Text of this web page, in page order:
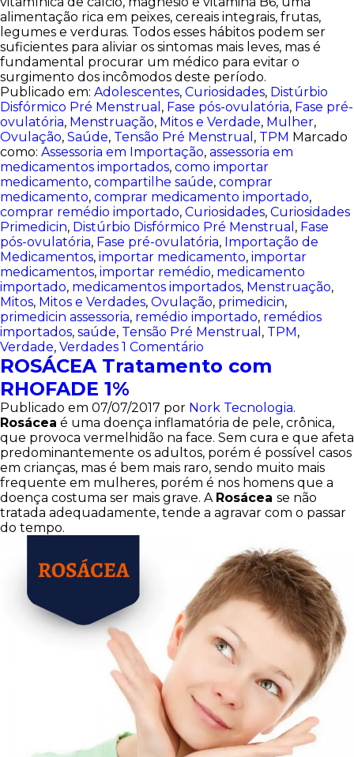
alimentação rica em peixes, cereais integrais, frutas,
legumes e verduras. Todos esses hábitos podem ser
suficientes para aliviar os sintomas mais leves, mas é
fundamental procurar um médico para evitar o
surgimento dos incômodos deste período.
Publicado em: Adolescentes, Curiosidades, Distúrbio
Disfórmico Pré Menstrual , Fase pós-ovulatória, Fase pré-
ovulatória, Menstruação, Mitos e Verdade, Mulher,
Ovulação, Saúde, Tensão Pré Menstrual , TPM Marcado
como: Assessoria em Importação, assessoria em
medicamentos importados, como importar
medicamento, compartilhe saúde, comprar
medicamento, comprar medicamento importado,
comprar remédio importado, Curiosidades, Curiosidades
Primedicin, Distúrbio Disfórmico Pré Menstrual , Fase
pós-ovulatória, Fase pré-ovulatória, Importação de
Medicamentos, importar medicamento, importar
medicamentos, importar remédio, medicamento
importado, medicamentos importados, Menstruação,
Mitos, Mitos e Verdades, Ovulação, primedicin,
primedicin assessoria, remédio importado, remédios
importados, saúde, Tensão Pré Menstrual , TPM,
Verdade, Verdades 1 Comentário
ROSÁCEA Tratamento com
RHOFADE 1%
Publicado em 07/07/2017 por Nork Tecnologia.
Rosácea é uma doença inflamatória de pele, crônica,
que provoca vermelhidão na face. Sem cura e que afeta
predominantemente os adultos, porém é possível casos
em crianças, mas é bem mais raro, sendo muito mais
frequente em mulheres, porém é nos homens que a
doença costuma ser mais grave. A Rosácea se não
tratada adequadamente, tende a agravar com o passar
do tempo.